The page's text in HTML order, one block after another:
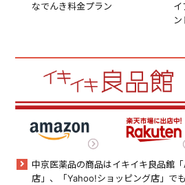
なでんき料金プラン
イ
ン
中京医薬品の商品はイキイキ良品館
店」、「Yahoo!ショッピング店」で